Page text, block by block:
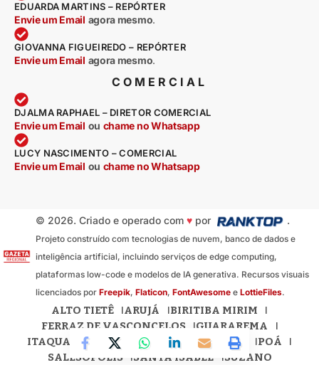
EDUARDA MARTINS – REPÓRTER
Envie um Email agora mesmo.
GIOVANNA FIGUEIREDO – REPÓRTER
Envie um Email agora mesmo.
COMERCIAL
DJALMA RAPHAEL – DIRETOR COMERCIAL
Envie um Email ou chame no Whatsapp
LUCY NASCIMENTO – COMERCIAL
Envie um Email ou chame no Whatsapp
© 2026. Criado e operado com ♥por .
Projeto construído com tecnologias de nuvem, banco de dados e
inteligência artificial, incluindo serviços de edge computing,
plataformas low-code e modelos de IA generativa. Recursos visuais
licenciados por Freepik, Flaticon, FontAwesomee LottieFiles.
ALTO TIETÊ ARUJÁ
BIRITIBA MIRIM
FERRAZ DE VASCONCELOS
GUARAREMA
ITAQUAQUECETUBA
MOGI DAS CRUZES
POÁ
SALESÓPOLIS
SANTA ISABEL SUZANO